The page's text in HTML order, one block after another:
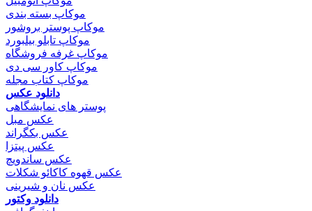
موکاپ بسته بندی
موکاپ پوستر بروشور
موکاپ تابلو بیلبورد
موکاپ غرفه فروشگاه
موکاپ کاور سی دی
موکاپ کتاب مجله
دانلود عکس
پوستر های نمایشگاهی
عکس مبل
عکس بکگراند
عکس پیتزا
عکس ساندویچ
عکس قهوه کاکائو شکلات
عکس نان و شیرینی
دانلود وکتور